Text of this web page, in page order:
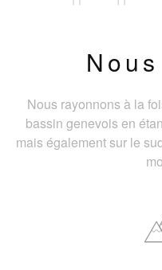
Nous rayonnons à la
bassin genevois en
mais également sur le